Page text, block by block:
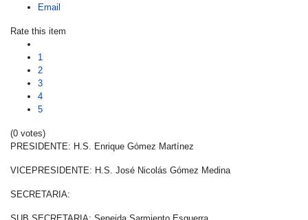
Email
Rate this item
1
2
3
4
5
(0 votes)
PRESIDENTE: H.S. Enrique Gómez Martínez
VICEPRESIDENTE: H.S. José Nicolás Gómez Medina
SECRETARIA: